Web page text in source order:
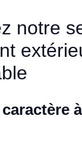
notre